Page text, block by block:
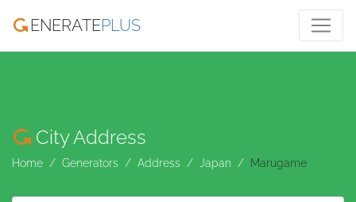
ENERATEPLUS
City Address
Home Generators Address Japan Marugame